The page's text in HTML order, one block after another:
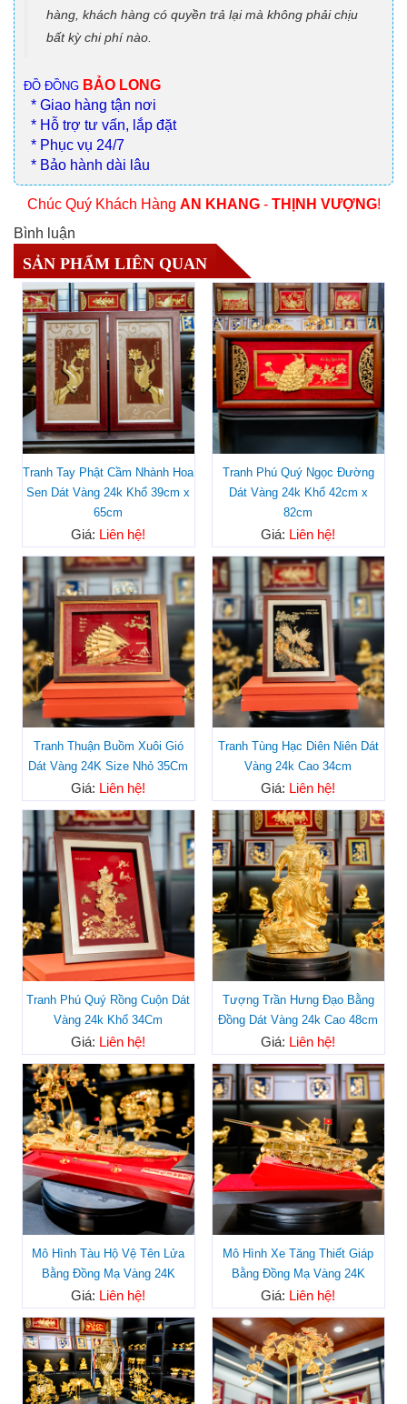
hàng, khách hàng có quyền trả lại mà không phải chịu
bất kỳ chi phí nào.
ĐỒ ĐỒNG BẢO LONG
* Giao hàng tận nơi
* Hỗ trợ tư vấn, lắp đặt
* Phục vụ 24/7
* Bảo hành dài lâu
Chúc Quý Khách Hàng AN KHANG - THỊNH VƯỢNG!
Bình luận
SẢN PHẨM LIÊN QUAN
Tranh Tay Phật Cầm Nhành Hoa
Sen Dát Vàng 24k Khổ 39cm x
65cm
Giá: Liên hệ!
Tranh Phú Quý Ngọc Đường
Dát Vàng 24k Khổ 42cm x
82cm
Giá: Liên hệ!
Tranh Thuận Buồm Xuôi Gió
Dát Vàng 24K Size Nhỏ 35Cm
Giá: Liên hệ!
Tranh Tùng Hạc Diên Niên Dát
Vàng 24k Cao 34cm
Giá: Liên hệ!
Tranh Phú Quý Rồng Cuộn Dát
Vàng 24k Khổ 34Cm
Giá: Liên hệ!
Tượng Trần Hưng Đạo Bằng
Đồng Dát Vàng 24k Cao 48cm
Giá: Liên hệ!
Mô Hình Tàu Hộ Vệ Tên Lửa
Bằng Đồng Mạ Vàng 24K
Giá: Liên hệ!
Mô Hình Xe Tăng Thiết Giáp
Bằng Đồng Mạ Vàng 24K
Giá: Liên hệ!